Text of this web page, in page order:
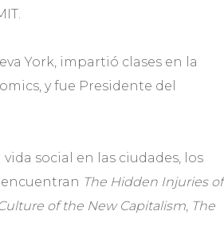
York, impartió clases en la
y fue Presidente del
social en las ciudades, los
The Hidden Injuries of
of the New Capitalism, The